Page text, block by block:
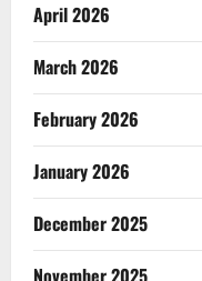
April 2026
March 2026
February 2026
January 2026
December 2025
November 2025